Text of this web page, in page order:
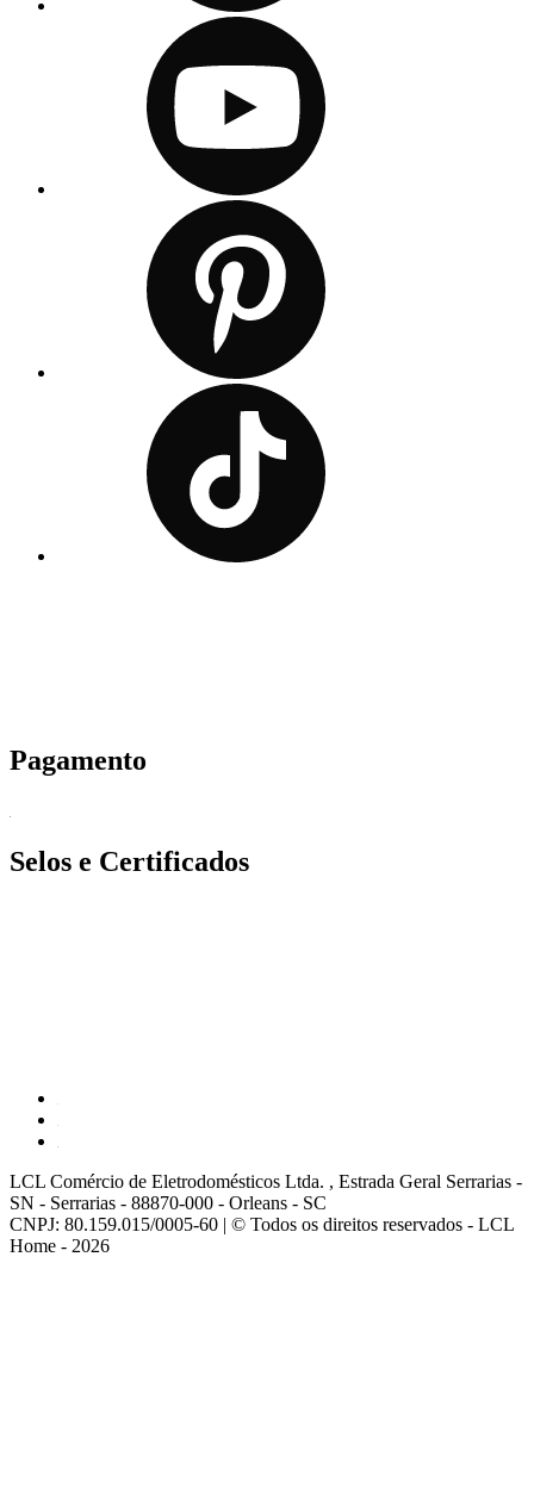
Pagamento
Selos e Certificados
LCL Comércio de Eletrodomésticos Ltda. , Estrada Geral Serrarias -
SN - Serrarias - 88870-000 - Orleans - SC
CNPJ: 80.159.015/0005-60 | © Todos os direitos reservados - LCL
Home - 2026